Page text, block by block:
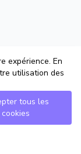
expérience. En
utilisation des
tous les
cookies